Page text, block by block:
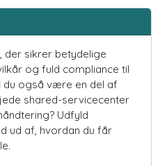
der sikrer betydelige
og fuld compliance til
du også være en del af
shared-servicecenter
Udfyld
ud af, hvordan du får